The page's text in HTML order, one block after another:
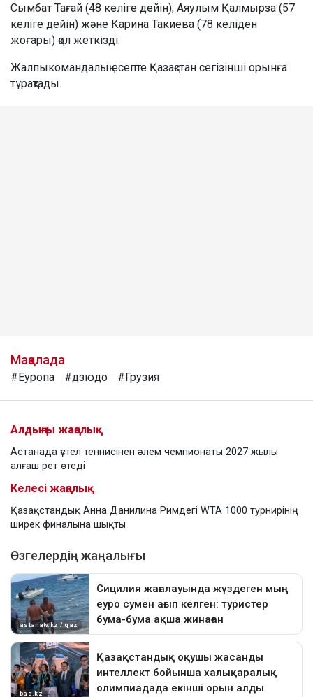
Сымбат Тағай (48 келіге дейін), Аяулым Қалмырза (57
келіге дейін) және Карина Такиева (78 келіден
жоғары) қол жеткізді.
Жалпыкомандалық есепте Қазақстан сегізінші орынға
тұрақтады.
Мақалада
#Еуропа #дзюдо #Грузия
Алдыңғы жаңалық
Астанада үстел теннисінен әлем чемпионаты 2027 жылы
алғаш рет өтеді
Келесі жаңалық
Қазақстандық Анна Данилина Римдегі WTA 1000 турнирінің
ширек финалына шықты